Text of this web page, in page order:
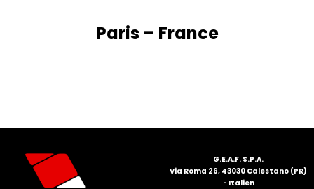
Paris – France
G.E.A.F. S.P.A.
Via Roma 26, 43030 Calestano (PR)
- Italien